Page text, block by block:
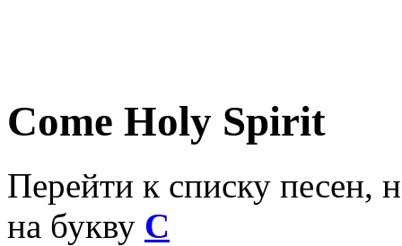
Come Holy Spirit
Перейти к списку песен,
на букву C